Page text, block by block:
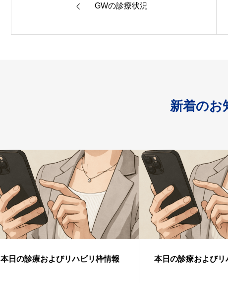
GWの診療状況
新着のお
本日の診療およびリハビリ枠情報 本日の診療およびリ